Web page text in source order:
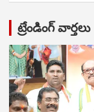
ట్రేండింగ్ వార్తలు